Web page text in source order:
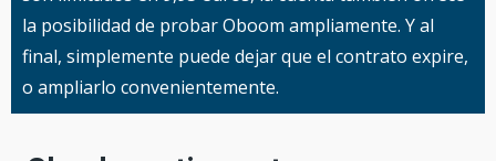
la posibilidad de probar Oboom ampliamente. Y al
final, simplemente puede dejar que el contrato expire,
o ampliarlo convenientemente.